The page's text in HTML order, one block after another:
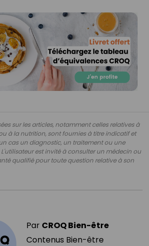
sur les articles, notamment celles relatives à
à la nutrition, sont fournies à titre indicatif et
cas un diagnostic, un traitement ou une
est invité à consulter un médecin ou
qualifié pour toute question relative à son
Par CROQ Bien-être
Contenus Bien-être